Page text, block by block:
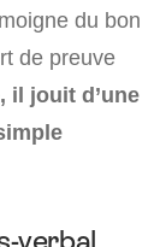
du bon
de preuve
, il jouit d’une
verbal